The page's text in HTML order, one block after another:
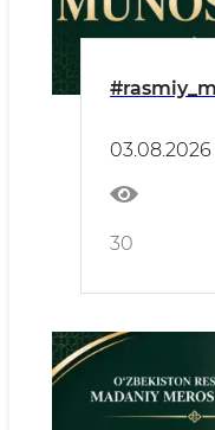
03.08.2026
30